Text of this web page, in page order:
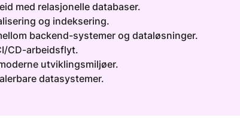
med relasjonelle databaser.
og indeksering.
backend-systemer og dataløsninger.
CD-arbeidsflyt.
utviklingsmiljøer.
datasystemer.